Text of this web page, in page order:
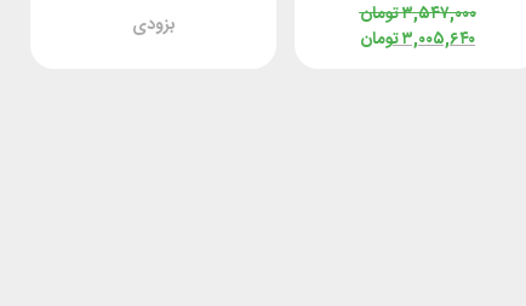
تومان۳,۵۴۷,۰۰۰
تومان۳,۰۰۵,۶۴۰ بزودی